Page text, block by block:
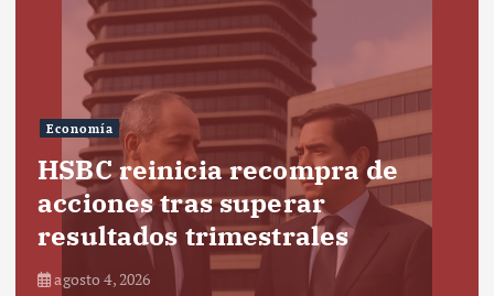
Economía
HSBC reinicia recompra de
acciones tras superar
resultados trimestrales
agosto 4, 2026